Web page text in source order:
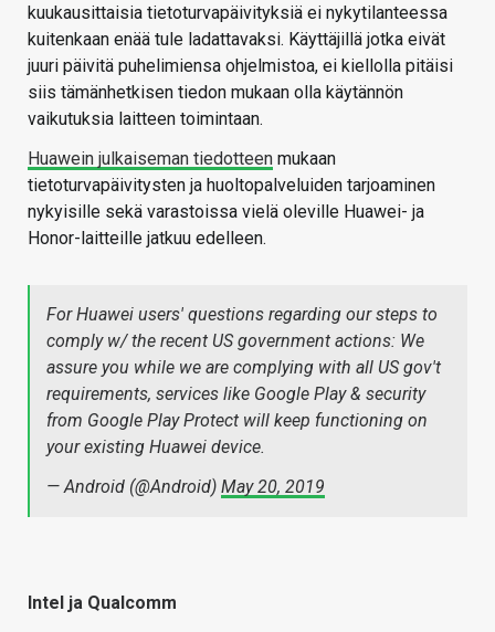
kuukausittaisia tietoturvapäivityksiä ei nykytilanteessa
kuitenkaan enää tule ladattavaksi. Käyttäjillä jotka eivät
juuri päivitä puhelimiensa ohjelmistoa, ei kiellolla pitäisi
siis tämänhetkisen tiedon mukaan olla käytännön
vaikutuksia laitteen toimintaan.
Huawein julkaiseman tiedotteen mukaan
tietoturvapäivitysten ja huoltopalveluiden tarjoaminen
nykyisille sekä varastoissa vielä oleville Huawei- ja
Honor-laitteille jatkuu edelleen.
For Huawei users' questions regarding our steps to
comply w/ the recent US government actions: We
assure you while we are complying with all US gov't
requirements, services like Google Play & security
from Google Play Protect will keep functioning on
your existing Huawei device.
— Android (@Android) May 20, 2019
Intel ja Qualcomm